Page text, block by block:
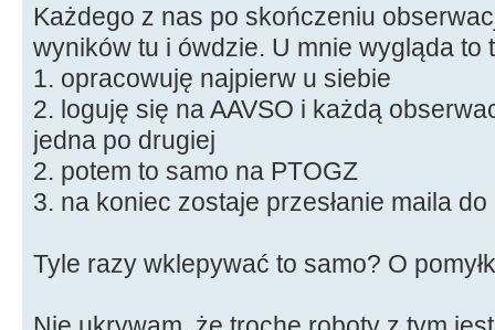
Każdego z nas po skończeniu
wyników tu i ówdzie. U mnie wygląda to
1. opracowuję najpierw u siebie
2. loguję się na AAVSO i każdą
jedna po drugiej
2. potem to samo na PTOGZ
3. na koniec zostaje przesłanie maila do
Tyle razy wklepywać to samo? O